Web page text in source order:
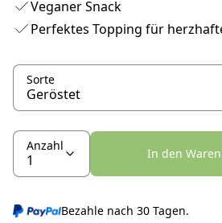
Veganer Snack
Perfektes Topping für
Sorte
Anzahl
In den
Bezahle nach 30 Tagen.